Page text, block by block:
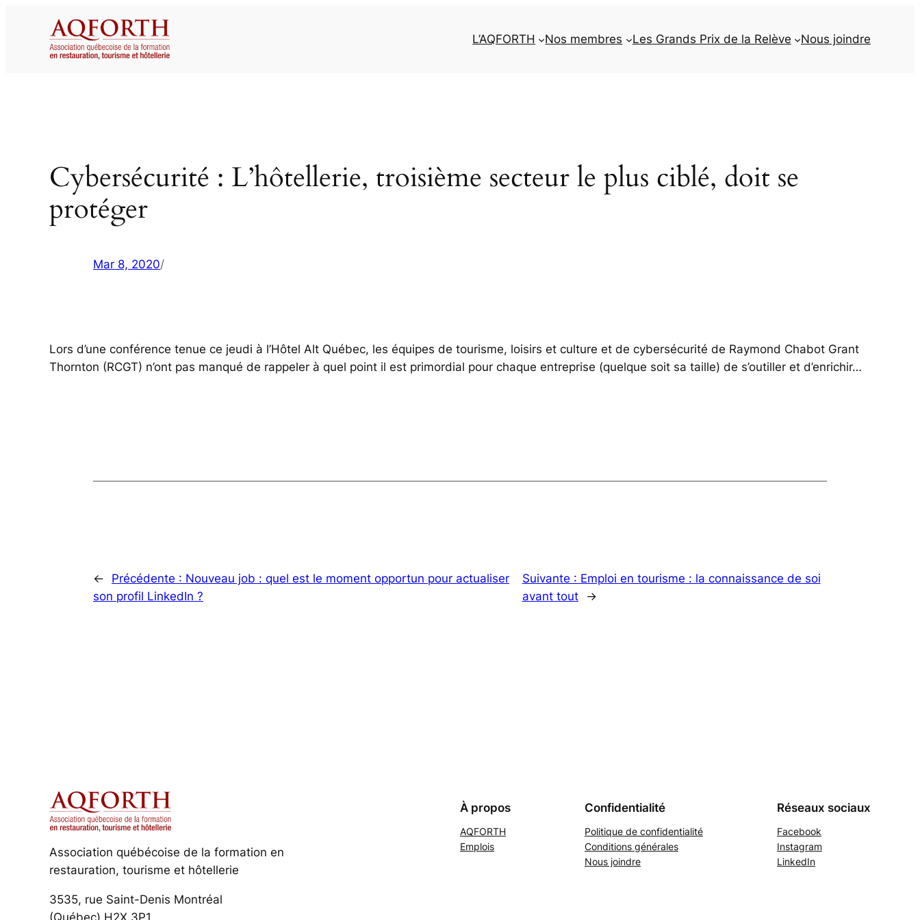
L’AQFORTH Nos membres Les Grands Prix de la Relève Nous joindre
Cybersécurité : L’hôtellerie, troisième secteur le plus ciblé, doit se
protéger
Mar 8, 2020/
Lors d’une conférence tenue ce jeudi à l’Hôtel Alt Québec, les équipes de tourisme, loisirs et culture et de cybersécurité de Raymond Chabot Grant
Thornton (RCGT) n’ont pas manqué de rappeler à quel point il est primordial pour chaque entreprise (quelque soit sa taille) de s’outiller et d’enrichir…
← Précédente : Nouveau job : quel est le moment opportun pour actualiser
son profil LinkedIn ?
Suivante : Emploi en tourisme : la connaissance de soi
avant tout
→
Association québécoise de la formation en
restauration, tourisme et hôtellerie
3535, rue Saint-Denis Montréal
(Québec) H2X 3P1
À propos
AQFORTH
Emplois
Confidentialité
Politique de confidentialité
Conditions générales
Nous joindre
Réseaux sociaux
Facebook
Instagram
LinkedIn